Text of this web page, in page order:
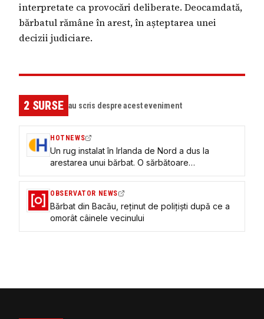
interpretate ca provocări deliberate. Deocamdată,
bărbatul rămâne în arest, în așteptarea unei
decizii judiciare.
2SURSE au scris despre acest eveniment
HOTNEWS
Un rug instalat în Irlanda de Nord a dus la
arestarea unui bărbat. O sărbătoare
controversată
OBSERVATOR NEWS
Bărbat din Bacău, reținut de polițiști după ce a
omorât câinele vecinului